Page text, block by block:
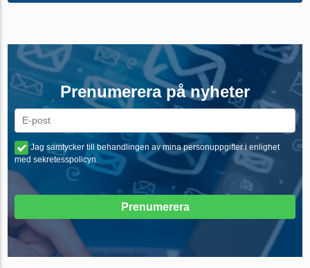
Prenumerera på nyheter
Jag samtycker till behandlingen av mina personuppgifter i enlighet
med sekretesspolicyn.
Prenumerera